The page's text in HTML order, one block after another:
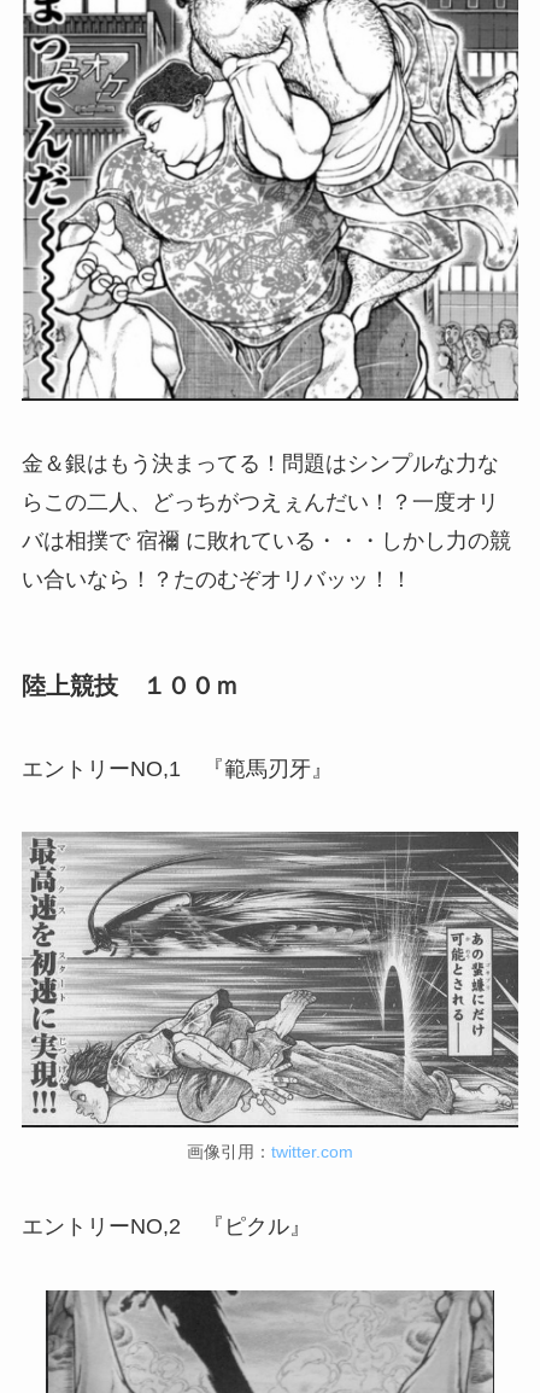
金＆銀はもう決まってる！問題はシンプルな力な
らこの二人、どっちがつえぇんだい！？一度オリ
バは相撲で 宿禰 に敗れている・・・しかし力の競
い合いなら！？たのむぞオリバッッ！！
陸上競技 １００ｍ
エントリーNO,1 『範馬刃牙』
画像引用： twitter.com
エントリーNO,2 『ピクル』